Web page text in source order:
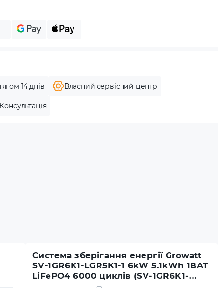
14 днів Власний сервісний центр
Консультація
Система зберігання енергії Growatt
SV-1GR6K1-LGR5K1-1 6kW 5.1kWh 1BAT
LiFePO4 6000 циклів (SV-1GR6K1-
LGR5K1-1)